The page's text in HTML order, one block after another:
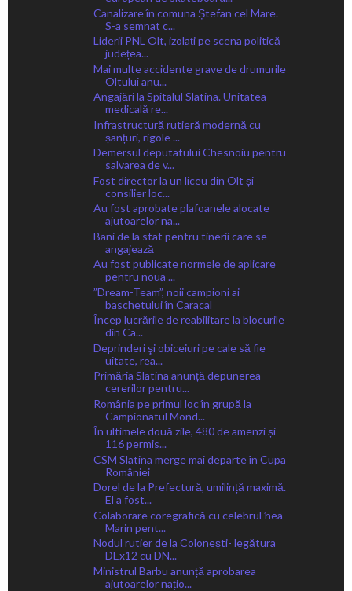
Canalizare în comuna Ștefan cel Mare.
S-a semnat c...
Liderii PNL Olt, izolați pe scena politică
județea...
Mai multe accidente grave de drumurile
Oltului anu...
Angajări la Spitalul Slatina. Unitatea
medicală re...
Infrastructură rutieră modernă cu
șanțuri, rigole ...
Demersul deputatului Chesnoiu pentru
salvarea de v...
Fost director la un liceu din Olt și
consilier loc...
Au fost aprobate plafoanele alocate
ajutoarelor na...
Bani de la stat pentru tinerii care se
angajează
Au fost publicate normele de aplicare
pentru noua ...
”Dream-Team”, noii campioni ai
baschetului în Caracal
Încep lucrările de reabilitare la blocurile
din Ca...
Deprinderi şi obiceiuri pe cale să fie
uitate, rea...
Primăria Slatina anunță depunerea
cererilor pentru...
România pe primul loc în grupă la
Campionatul Mond...
În ultimele două zile, 480 de amenzi și
116 permis...
CSM Slatina merge mai departe în Cupa
României
Dorel de la Prefectură, umilință maximă.
El a fost...
Colaborare coregrafică cu celebrul ̕nea
Marin pent...
Nodul rutier de la Colonești- legătura
DEx12 cu DN...
Ministrul Barbu anunță aprobarea
ajutoarelor națio...